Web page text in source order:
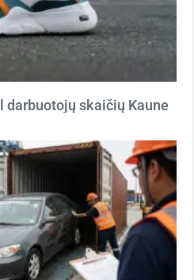
darbuotojų skaičių Kaune